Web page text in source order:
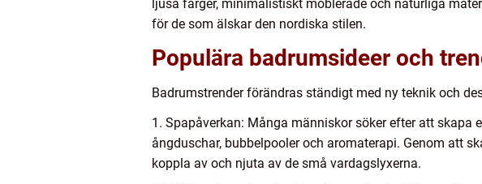
ljusa färger, minimalistiskt möblerade och naturliga
för de som älskar den nordiska stilen.
Populära badrumsideer och
Badrumstrender förändras ständigt med ny teknik och
1. Spapåverkan: Många människor söker efter att
ångduschar, bubbelpooler och aromaterapi. Genom att
koppla av och njuta av de små vardagslyxerna.